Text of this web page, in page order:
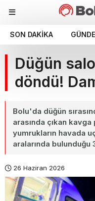
SON DAKIKA
Düğün
döndü!
Bolu'da düğün
arasında çıkan
yumrukların havada
aralarında bulunduğu
26 Haziran 2026